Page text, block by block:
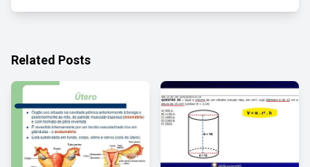
Related Posts